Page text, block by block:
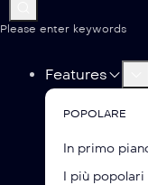
Please enter keywords
Features
POPOLARE
In primo
I più popolari